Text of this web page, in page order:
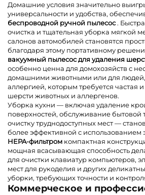
Домашние условия значительно
универсальности и удобства,
беспроводной ручной пылесос.
очистка и тщательная уборка мягкой
салонов автомобилей становятся
благодаря этому портативному
вакуумный пылесос для удаления
особенно ценна для домохозяйств с
домашними животными или для
аллергией, которым требуется частая
шерсти животных и аллергенов.
Уборка кухни — включая удаление
поверхностей, обслуживание бытовой
очистку труднодоступных мест —
более эффективной с использованием
HEPA-фильтром компактная
мощная всасывающая способность
для очистки клавиатур компьютеров,
мест для рукоделия и других
уборки, требующих точности и
Коммерческое и